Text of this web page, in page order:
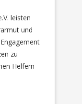
leisten
und
zu
Helfern